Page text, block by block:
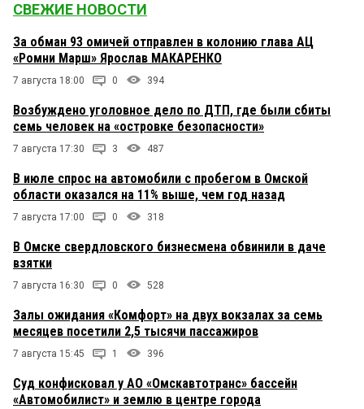
СВЕЖИЕ НОВОСТИ
За обман 93 омичей отправлен в колонию глава АЦ
«Ромни Марш» Ярослав МАКАРЕНКО
7 августа 18:00 0 394
Возбуждено уголовное дело по ДТП, где были сбиты
семь человек на «островке безопасности»
7 августа 17:30 3 487
В июле спрос на автомобили с пробегом в Омской
области оказался на 11% выше, чем год назад
7 августа 17:00 0 318
В Омске свердловского бизнесмена обвинили в даче
взятки
7 августа 16:30 0 528
Залы ожидания «Комфорт» на двух вокзалах за семь
месяцев посетили 2,5 тысячи пассажиров
7 августа 15:45 1 396
Суд конфисковал у АО «Омскавтотранс» бассейн
«Автомобилист» и землю в центре города